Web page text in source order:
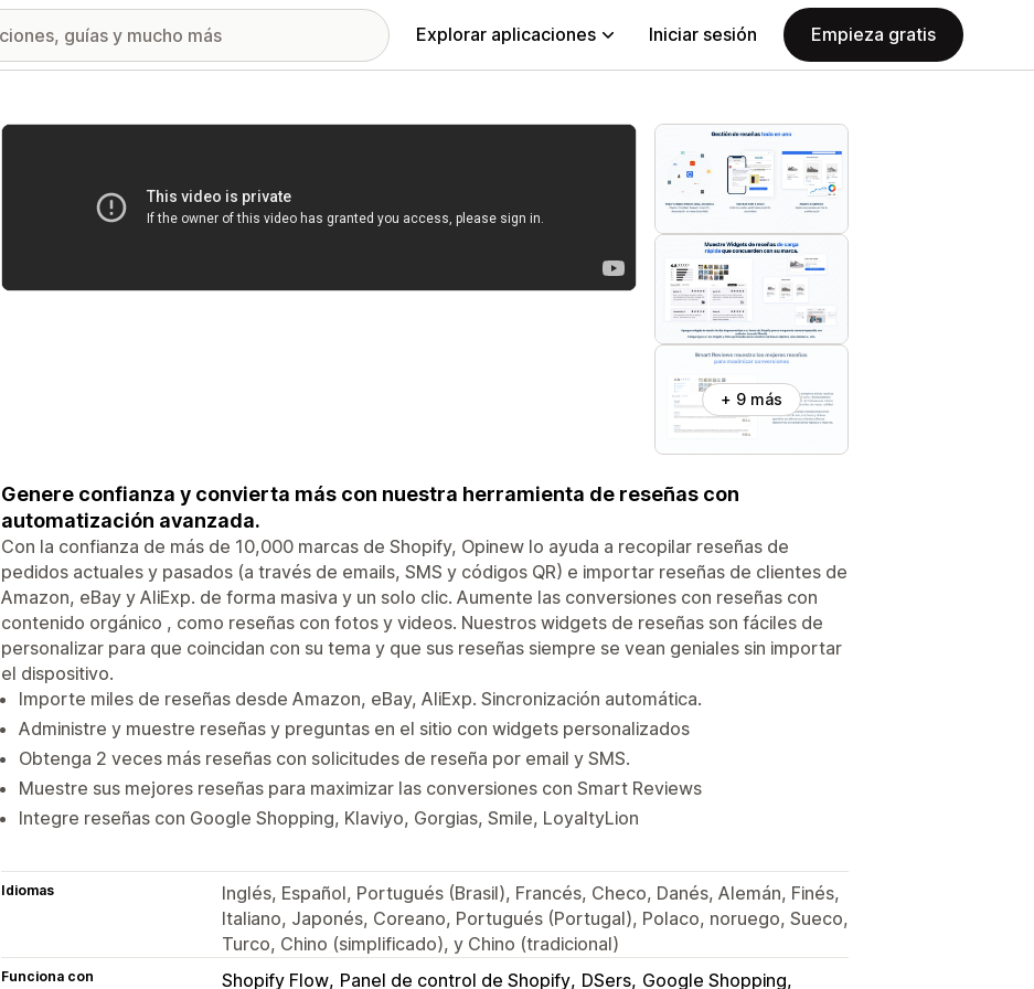
Explorar aplicaciones Iniciar sesión Empieza gratis
Galería de imágenes destacadas
+ 9 más
Genere confianza y convierta más con nuestra herramienta de reseñas con
automatización avanzada.
Con la confianza de más de 10,000 marcas de Shopify, Opinew lo ayuda a recopilar reseñas de
pedidos actuales y pasados (a través de emails, SMS y códigos QR) e importar reseñas de clientes de
Amazon, eBay y AliExp. de forma masiva y un solo clic. Aumente las conversiones con reseñas con
contenido orgánico , como reseñas con fotos y videos. Nuestros widgets de reseñas son fáciles de
personalizar para que coincidan con su tema y que sus reseñas siempre se vean geniales sin importar
el dispositivo.
Importe miles de reseñas desde Amazon, eBay, AliExp. Sincronización automática.
Administre y muestre reseñas y preguntas en el sitio con widgets personalizados
Obtenga 2 veces más reseñas con solicitudes de reseña por email y SMS.
Muestre sus mejores reseñas para maximizar las conversiones con Smart Reviews
Integre reseñas con Google Shopping, Klaviyo, Gorgias, Smile, LoyaltyLion
Idiomas
Inglés, Español, Portugués (Brasil), Francés, Checo, Danés, Alemán, Finés,
Italiano, Japonés, Coreano, Portugués (Portugal), Polaco, noruego, Sueco,
Turco, Chino (simplificado), y Chino (tradicional)
Funciona con Shopify Flow Panel de control de Shopify DSers Google Shopping